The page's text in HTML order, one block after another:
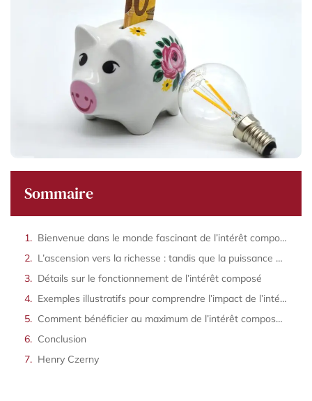
Sommaire
Bienvenue dans le monde fascinant de l’intérêt composé
L’ascension vers la richesse : tandis que la puissance de l’intérêt composé construit votre futur
Détails sur le fonctionnement de l’intérêt composé
Exemples illustratifs pour comprendre l’impact de l’intérêt composé
Comment bénéficier au maximum de l’intérêt composé pour booster votre épargne ?
Conclusion
Henry Czerny